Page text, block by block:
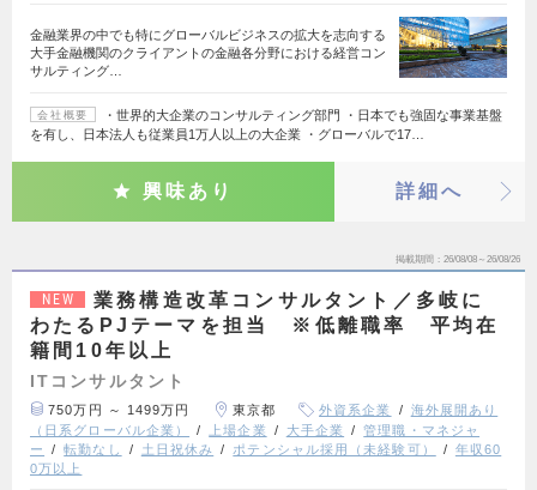
金融業界の中でも特にグローバルビジネスの拡大を志向する
大手金融機関のクライアントの金融各分野における経営コン
サルティング…
会社概要
・世界的大企業のコンサルティング部門 ・日本でも強固な事業基盤
を有し、日本法人も従業員1万人以上の大企業 ・グローバルで17…
興味あり 詳細へ
掲載期間 26/08/08～26/08/26
NEW
業務構造改革コンサルタント／多岐に
わたるPJテーマを担当 ※低離職率 平均在
籍間10年以上
ITコンサルタント
750万円 ～ 1499万円 東京都 外資系企業
海外展開あり
（日系グローバル企業）
上場企業 大手企業
管理職・マネジャ
ー
転勤なし 土日祝休み ポテンシャル採用（未経験可）
年収60
0万以上